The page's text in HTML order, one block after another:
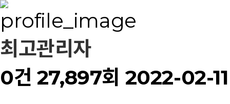
최고관리자
0건 27,897회 2022-02-11